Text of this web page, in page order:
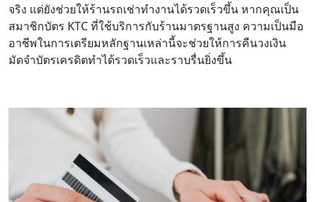
จริง แต่ยังช่วยให้ร้านรถเช่าทำงานได้รวดเร็วขึ้น หากคุณเป็น
สมาชิกบัตร KTC ที่ใช้บริการกับร้านมาตรฐานสูง ความเป็นมือ
อาชีพในการเตรียมหลักฐานเหล่านี้จะช่วยให้การคืนวงเงิน
มัดจำบัตรเครดิตทำได้รวดเร็วและราบรื่นยิ่งขึ้น